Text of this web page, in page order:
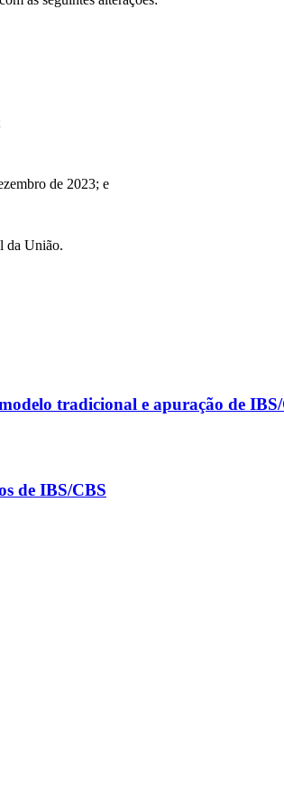
de 2023; e
da União.
tradicional e apuração de
de IBS/CBS